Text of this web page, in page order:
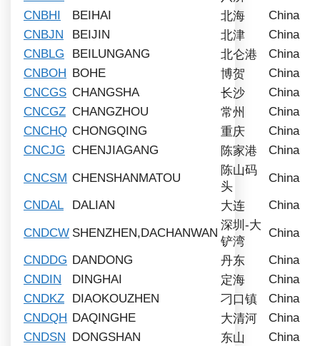
CNBHI
BEIHAI 北海
China
CNBJN
BEIJIN 北津
China
CNBLG
BEILUNGANG 北仑港
China
CNBOH BOHE 博贺
China
CNCGS CHANGSHA 长沙
China
CNCGZ CHANGZHOU 常州
China
CNCHQ CHONGQING 重庆
China
CNCJG CHENJIAGANG 陈家港 China
CNCSM CHENSHANMATOU
陈山码
头
China
CNDAL
DALIAN 大连 China
CNDCW SHENZHEN,DACHANWAN
深圳-大
铲湾
China
CNDDG DANDONG 丹东
China
CNDIN
DINGHAI 定海
China
CNDKZ
DIAOKOUZHEN 刁口镇
China
CNDQH DAQINGHE 大清河
China
CNDSN DONGSHAN 东山 China